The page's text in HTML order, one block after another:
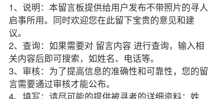
1、说明：本留言板提供给用户发布不带照片的寻人
启事所用。同时欢迎您在此留下宝贵的意见和建
议。
2、查询：如果需要对 留言内容 进行查询，输入相
关内容后即可搜索，如姓名、电话等。
3、审核：为了提高信息的准确性和可靠性，您的留
言需要通过审核才能公布。
4、填写：请尽可能的提供被寻者的详细资料：姓